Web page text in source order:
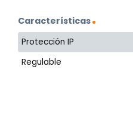
Características
Protección IP
Regulable